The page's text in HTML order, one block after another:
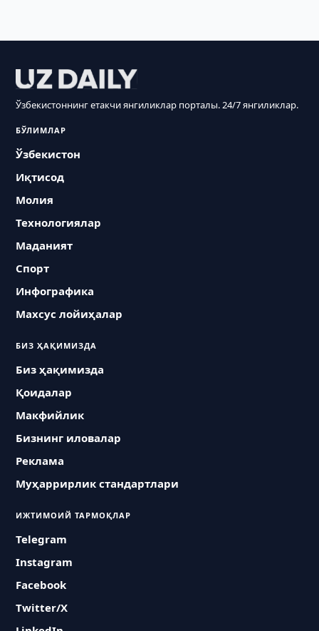
Ўзбекистоннинг етакчи янгиликлар порталы. 24/7 янгиликлар.
БЎЛИМЛАР
Ўзбекистон
Иқтисод
Молия
Технологиялар
Маданият
Спорт
Инфографика
Махсус лойиҳалар
БИЗ ҲАҚИМИЗДА
Биз ҳақимизда
Қоидалар
Макфийлик
Бизнинг иловалар
Реклама
Муҳаррирлик стандартлари
ИЖТИМОИЙ ТАРМОҚЛАР
Telegram
Instagram
Facebook
Twitter/X